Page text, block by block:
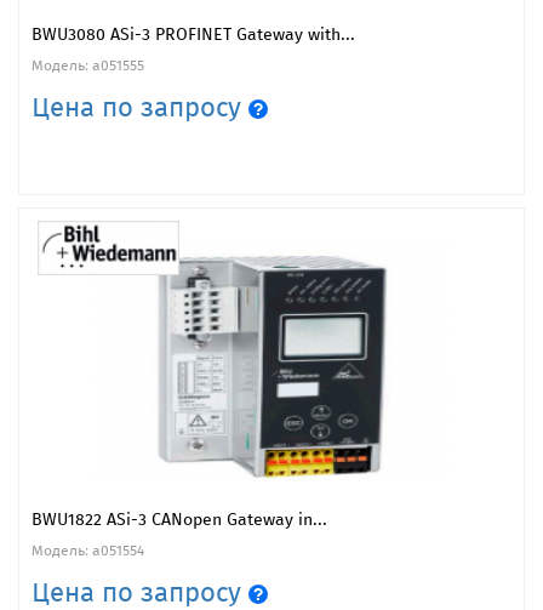
BWU3080 ASi-3 PROFINET Gateway with...
Модель: a051555
Цена по запросу
BWU1822 ASi-3 CANopen Gateway in...
Модель: a051554
Цена по запросу